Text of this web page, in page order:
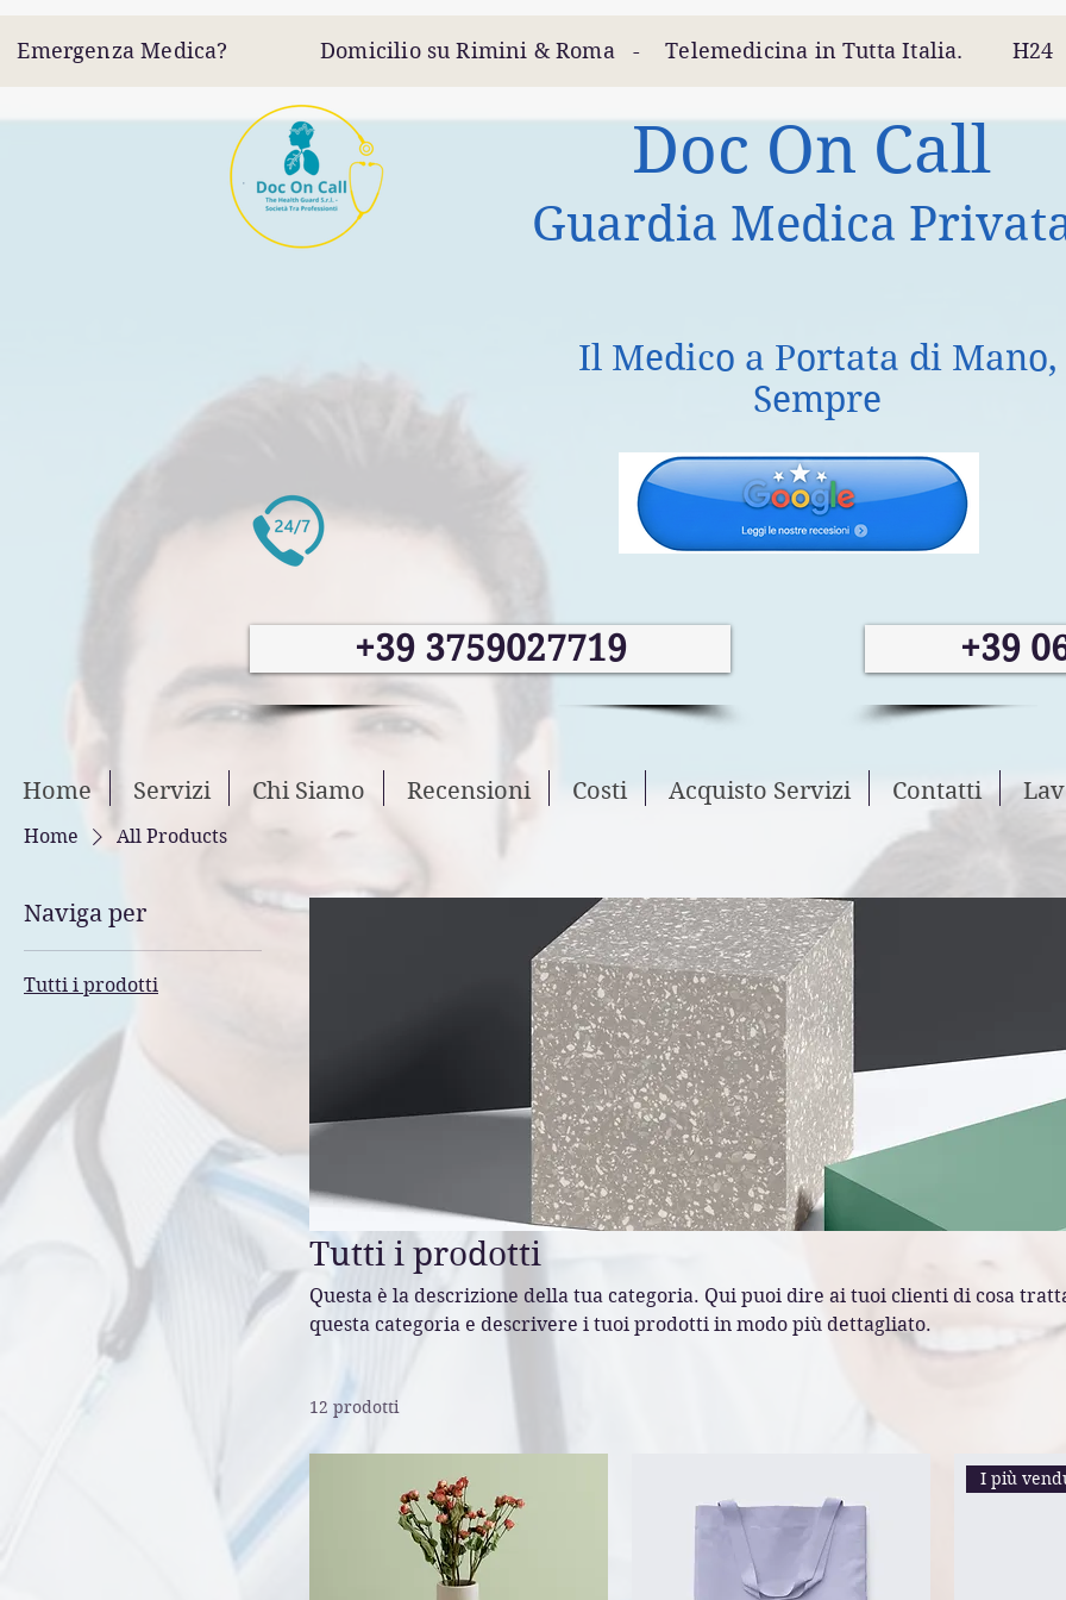
Emergenza Medica? Domicilio su Rimini & Roma - Telemedicina in Tutta Italia.
Doc On Call
Guardia Medica
Il Medico a Portata di Mano,
Sempre
+39 3759027719 +39
Home Servizi Chi Siamo Recensioni Costi Acquisto Servizi Contatti
Home All Products
Naviga per
Tutti i prodotti
Tutti i prodotti
Questa è la descrizione della tua categoria. Qui puoi dire ai tuoi clienti di cosa
questa categoria e descrivere i tuoi prodotti in modo più dettagliato.
12 prodotti
I più